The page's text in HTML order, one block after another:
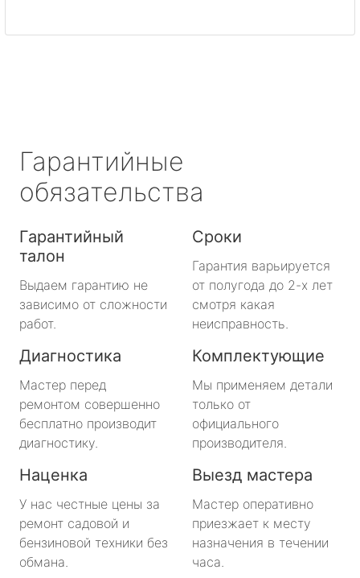
Гарантийные
обязательства
Гарантийный
талон
Выдаем гарантию не
зависимо от сложности
работ.
Сроки
Гарантия варьируется
от полугода до 2-х лет
смотря какая
неисправность.
Диагностика
Мастер перед
ремонтом совершенно
бесплатно производит
диагностику.
Комплектующие
Мы применяем детали
только от
официального
производителя.
Наценка
У нас честные цены за
ремонт садовой и
бензиновой техники без
обмана.
Выезд мастера
Мастер оперативно
приезжает к месту
назначения в течении
часа.